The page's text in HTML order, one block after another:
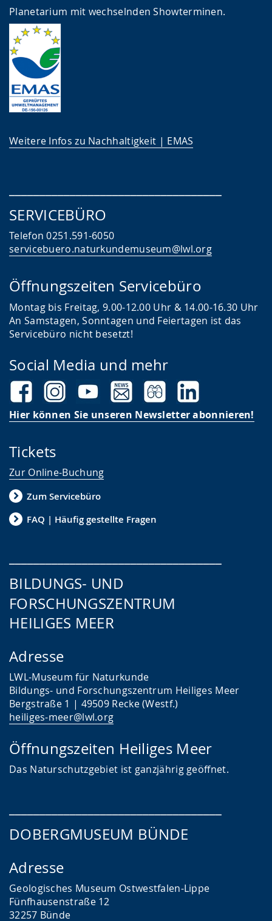
Planetarium mit wechselnden Showterminen.
Weitere Infos zu Nachhaltigkeit | EMAS
SERVICEBÜRO
Telefon 0251.591-6050
servicebuero.naturkundemuseum@lwl.org
Öffnungszeiten Servicebüro
Montag bis Freitag, 9.00-12.00 Uhr & 14.00-16.30 Uhr
An Samstagen, Sonntagen und Feiertagen ist das
Servicebüro nicht besetzt!
Social Media und mehr
Hier können Sie unseren Newsletter abonnieren!
Tickets
Zur Online-Buchung
Zum Servicebüro
FAQ | Häufig gestellte Fragen
BILDUNGS- UND
FORSCHUNGSZENTRUM
HEILIGES MEER
Adresse
LWL-Museum für Naturkunde
Bildungs- und Forschungszentrum Heiliges Meer
Bergstraße 1 | 49509 Recke (Westf.)
heiliges-meer@lwl.org
Öffnungszeiten Heiliges Meer
Das Naturschutzgebiet ist ganzjährig geöffnet.
DOBERGMUSEUM BÜNDE
Adresse
Geologisches Museum Ostwestfalen-Lippe
Fünfhausenstraße 12
32257 Bünde